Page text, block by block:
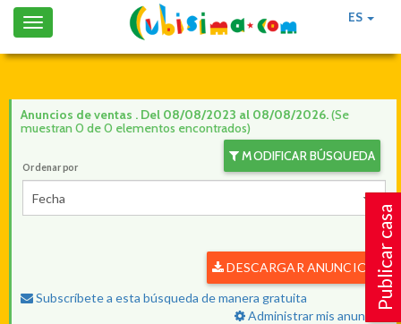
ES
Toggle
navigation
Publicar casa
Anuncios de ventas . Del 08/08/2023 al 08/08/2026.(Se
muestran 0 de 0 elementos encontrados)
MODIFICAR BÚSQUEDA
Ordenar por
Fecha
DESCARGAR ANUNCIOS
Subscríbete a esta búsqueda de manera gratuita
Administrar mis anuncios